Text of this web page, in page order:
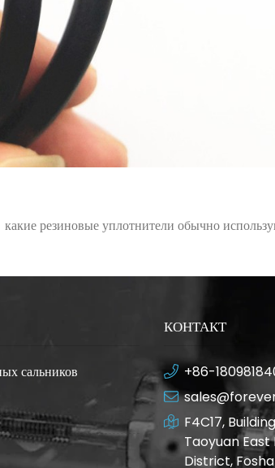
какие резиновые уплотнители обычно
сальников
КОНТАКТ
+86-
F4C17,
Taoyuan East
District,